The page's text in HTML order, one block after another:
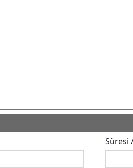
Süresi /